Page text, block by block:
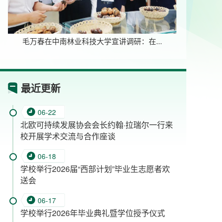
木本油料领域唯一！我校获批全国重点实验室
最近更新
06-22
北欧可持续发展协会会长约翰·拉瑞尔一行来
校开展学术交流与合作座谈
06-18
学校举行2026届“西部计划”毕业生志愿者欢
送会
06-17
学校举行2026年毕业典礼暨学位授予仪式